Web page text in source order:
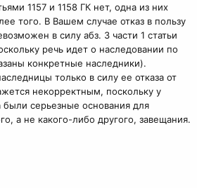
1157 и 1158 ГК нет, одна из них
того. В Вашем случае отказ в пользу
в силу абз. 3 части 1 статьи
речь идет о наследовании по
конкретные наследники).
только в силу ее отказа от
некорректным, поскольку у
были серьезные основания для
а не какого-либо другого, завещания.